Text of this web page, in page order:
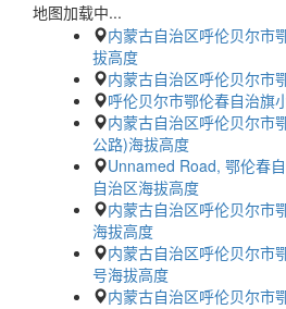
地图加载中...
内蒙古自治区呼伦贝尔市
拔高度
内蒙古自治区呼伦贝尔市
呼伦贝尔市鄂伦春自治旗
内蒙古自治区呼伦贝尔市
公路)海拔高度
Unnamed Road, 鄂伦春
自治区海拔高度
内蒙古自治区呼伦贝尔市
海拔高度
内蒙古自治区呼伦贝尔市
号海拔高度
内蒙古自治区呼伦贝尔市